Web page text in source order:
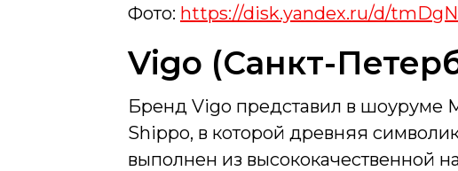
Фото: https://disk.yandex.ru/d/
Vigo (Санкт-
Бренд Vigo представил в шоуруме
Shippo, в которой древняя
выполнен из высококачественной